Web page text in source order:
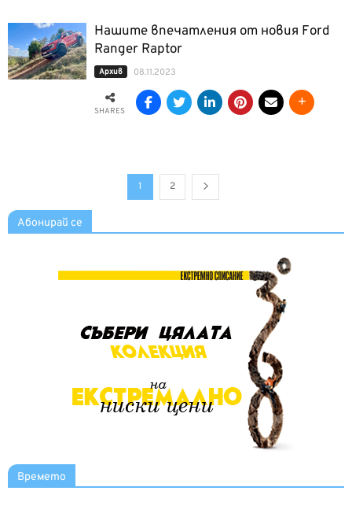
Нашите впечатления от новия Ford
Ranger Raptor
Архив 08.11.2023
SHARES
1 2
Абонирай се
Времето